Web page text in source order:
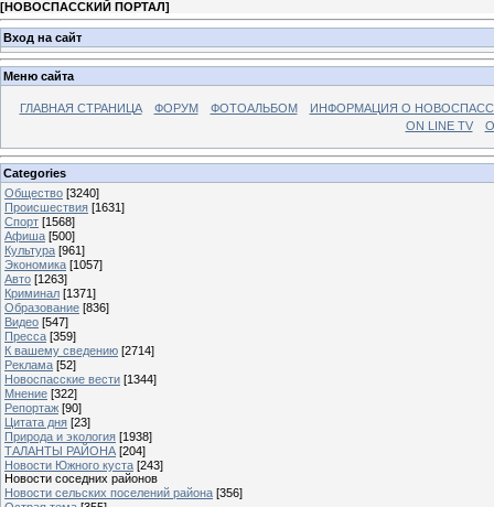
[НОВОСПАССКИЙ ПОРТАЛ]
Вход на сайт
Меню сайта
ГЛАВНАЯ СТРАНИЦА ФОРУМ ФОТОАЛЬБОМ
ИНФОРМАЦИЯ О
ON LINE TV
Categories
Общество [3240]
Происшествия [1631]
Спорт [1568]
Афиша [500]
Культура [961]
Экономика [1057]
Авто [1263]
Криминал [1371]
Образование [836]
Видео [547]
Пресса [359]
К вашему сведению [2714]
Реклама [52]
Новоспасские вести [1344]
Мнение [322]
Репортаж [90]
Цитата дня [23]
Природа и экология [1938]
ТАЛАНТЫ РАЙОНА [204]
Новости Южного куста [243]
Новости соседних районов
Новости сельских поселений района [356]